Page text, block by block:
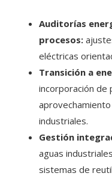
Auditorías
procesos:
eléctricas
Transición a
incorporación de
industriales.
Gestión
aguas
sistemas de